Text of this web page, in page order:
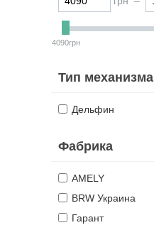
4090грн
Тип механизма
Дельфин
Фабрика
AMELY
BRW Украина
Гарант